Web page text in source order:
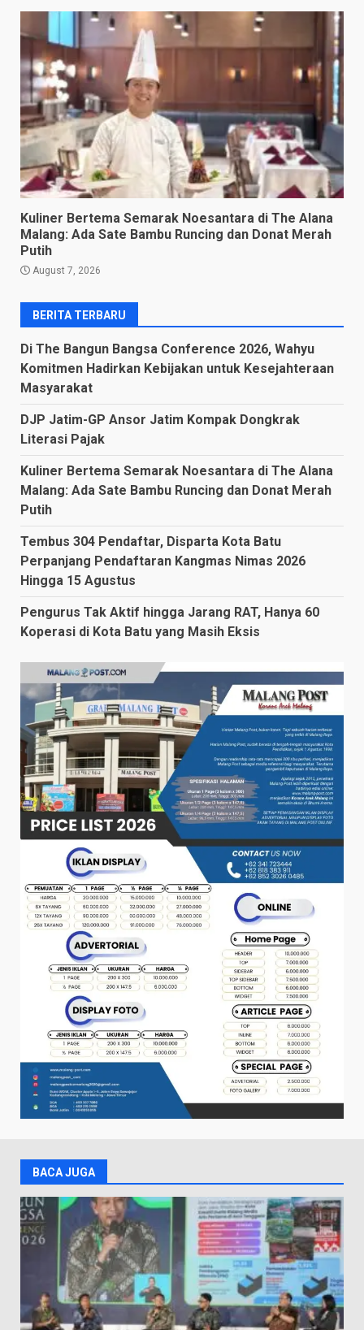
Kuliner Bertema Semarak Noesantara di The Alana
Malang: Ada Sate Bambu Runcing dan Donat Merah
Putih
August 7, 2026
BERITA TERBARU
Di The Bangun Bangsa Conference 2026, Wahyu
Komitmen Hadirkan Kebijakan untuk Kesejahteraan
Masyarakat
DJP Jatim-GP Ansor Jatim Kompak Dongkrak
Literasi Pajak
Kuliner Bertema Semarak Noesantara di The Alana
Malang: Ada Sate Bambu Runcing dan Donat Merah
Putih
Tembus 304 Pendaftar, Disparta Kota Batu
Perpanjang Pendaftaran Kangmas Nimas 2026
Hingga 15 Agustus
Pengurus Tak Aktif hingga Jarang RAT, Hanya 60
Koperasi di Kota Batu yang Masih Eksis
BACA JUGA